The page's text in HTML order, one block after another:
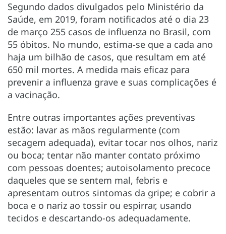
Segundo dados divulgados pelo Ministério da
Saúde, em 2019, foram notificados até o dia 23
de março 255 casos de influenza no Brasil, com
55 óbitos. No mundo, estima-se que a cada ano
haja um bilhão de casos, que resultam em até
650 mil mortes. A medida mais eficaz para
prevenir a influenza grave e suas complicações é
a vacinação.
Entre outras importantes ações preventivas
estão: lavar as mãos regularmente (com
secagem adequada), evitar tocar nos olhos, nariz
ou boca; tentar não manter contato próximo
com pessoas doentes; autoisolamento precoce
daqueles que se sentem mal, febris e
apresentam outros sintomas da gripe; e cobrir a
boca e o nariz ao tossir ou espirrar, usando
tecidos e descartando-os adequadamente.